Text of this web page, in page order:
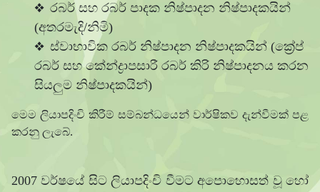
රබර් සහ රබර් පාදක නිෂ්පාදන නිෂ්පාදකයින්
(අතරමැදි/නිමි)
ස්වාභාවික රබර් නිෂ්පාදන නිෂ්පාදකයින් (ක්‍රේප්
රබර් සහ කේන්ද්‍රාපසාරී රබර් කිරි නිෂ්පාදනය කරන
සියලුම නිෂ්පාදකයින්)
මෙම ලියාපදිංචි කිරීම් සම්බන්ධයෙන් වාර්ෂිකව දැන්වීමක් පළ
කරනු ලැබේ.
2007 වර්ෂයේ සිට ලියාපදිංචි වීමට අපොහොසත් වූ හෝ